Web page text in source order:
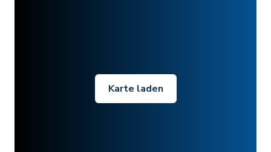
Karte laden